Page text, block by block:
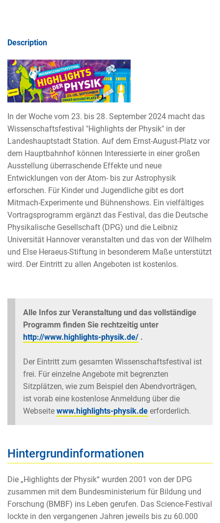
Description
In der Woche vom 23. bis 28. September 2024 macht das
Wissenschaftsfestival "Highlights der Physik" in der
Landeshauptstadt Station. Auf dem Ernst-August-Platz vor
dem Hauptbahnhof können Interessierte in einer großen
Ausstellung überraschende Effekte und neue
Entwicklungen von der Atom- bis zur Astrophysik
erforschen. Für Kinder und Jugendliche gibt es dort
Mitmach-Experimente und Bühnenshows. Ein vielfältiges
Vortragsprogramm ergänzt das Festival, das die Deutsche
Physikalische Gesellschaft (DPG) und die Leibniz
Universität Hannover veranstalten und das von der Wilhelm
und Else Heraeus-Stiftung in besonderem Maße unterstützt
wird. Der Eintritt zu allen Angeboten ist kostenlos.
Alle Infos zur Veranstaltung und das vollständige
Programm finden Sie rechtzeitig unter
http://www.highlights-physik.de/ .
Der Eintritt zum gesamten Wissenschaftsfestival ist
frei. Für einzelne Angebote mit begrenzten
Sitzplätzen, wie zum Beispiel den Abendvorträgen,
ist vorab eine kostenlose Anmeldung über die
Webseite www.highlights-physik.de erforderlich.
Hintergrundinformationen
Die „Highlights der Physik“ wurden 2001 von der DPG
zusammen mit dem Bundesministerium für Bildung und
Forschung (BMBF) ins Leben gerufen. Das Science-Festival
lockte in den vergangenen Jahren jeweils bis zu 60.000